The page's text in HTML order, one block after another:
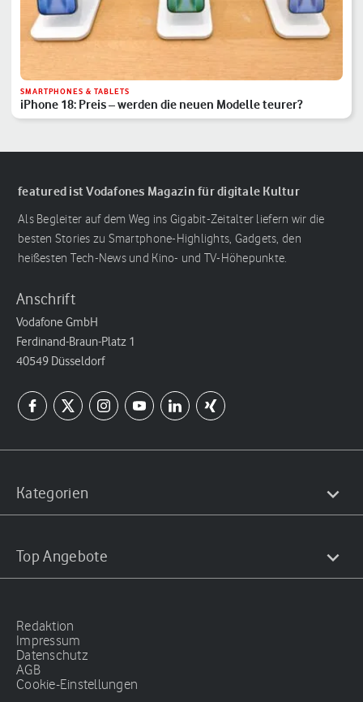
SMARTPHONES & TABLETS
iPhone 18: Preis – werden die neuen Modelle teurer?
featured ist Vodafones Magazin für digitale Kultur
Als Begleiter auf dem Weg ins Gigabit-Zeitalter liefern wir die
besten Stories zu Smartphone-Highlights, Gadgets, den
heißesten Tech-News und Kino- und TV-Höhepunkte.
Anschrift
Vodafone GmbH
Ferdinand-Braun-Platz 1
40549 Düsseldorf
Kategorien
Top Angebote
Redaktion
Impressum
Datenschutz
AGB
Cookie-Einstellungen